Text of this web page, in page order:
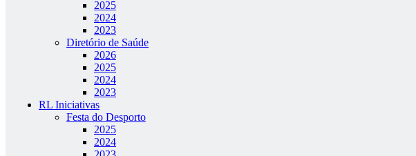
2025
2024
2023
Diretório de Saúde
2026
2025
2024
2023
RL Iniciativas
Festa do Desporto
2025
2024